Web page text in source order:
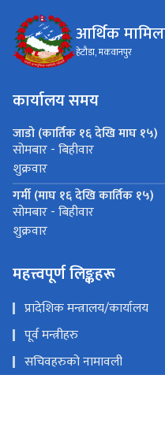
आर्थिक
हेटौडा, मकवानपुर
कार्यालय समय
जाडो (कार्तिक १६ देखि माघ १५)
सोमबार - बिहीवार
शुक्रवार
गर्मी (माघ १६ देखि कार्तिक १५)
सोमबार - बिहीवार
शुक्रवार
महत्त्वपूर्ण लिङ्कहरू
प्रादेशिक मन्त्रालय/कार्यालय
पूर्व मन्त्रीहरु
सचिवहरुको नामावली